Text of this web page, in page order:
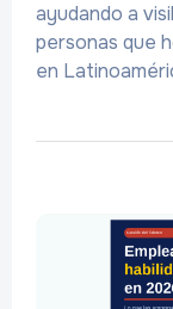
ayudando a
personas que
en